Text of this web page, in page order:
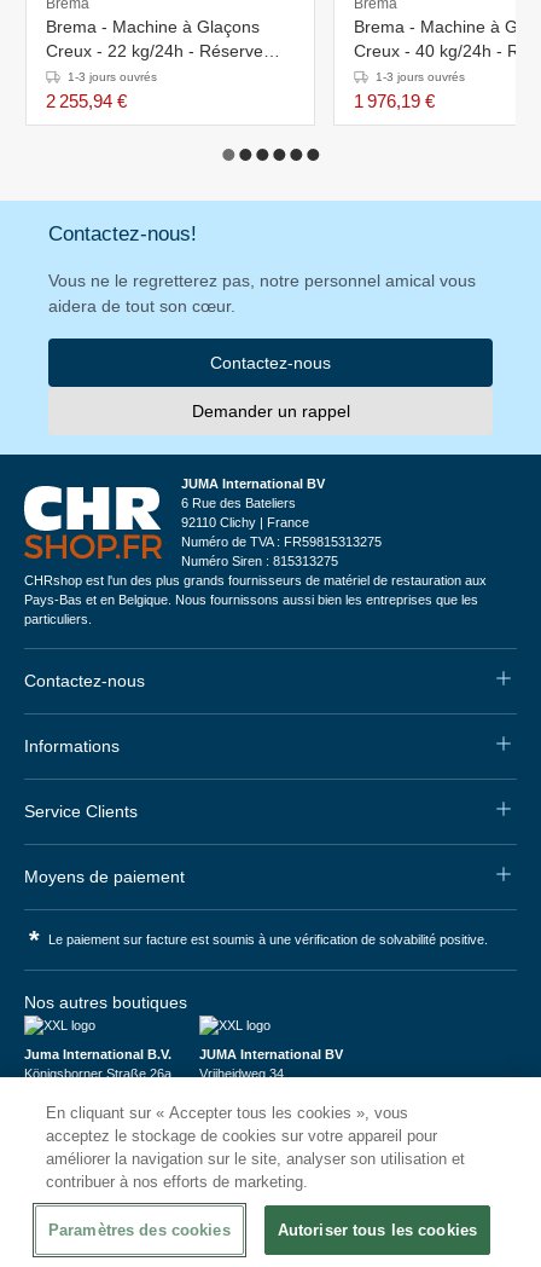
Brema
Brema - Machine à Glaçons
Creux - 22 kg/24h - Réserve
8kg - Condenseur Air/Eau
1-3 jours ouvrés
2 255,94 €
Brema
Brema - Machine à
Creux - 40 kg/24h -
15kg - Condenseur Air
1-3 jours ouvrés
1 976,19 €
Contactez-nous!
Vous ne le regretterez pas, notre personnel amical vous
aidera de tout son cœur.
Contactez-nous
Demander un rappel
JUMA International BV
6 Rue des Bateliers
92110 Clichy | France
Numéro de TVA : FR59815313275
Numéro Siren : 815313275
CHRshop est l'un des plus grands fournisseurs de matériel de restauration aux
Pays-Bas et en Belgique. Nous fournissons aussi bien les entreprises que les
particuliers.
Contactez-nous
Informations
Service Clients
Moyens de paiement
* Le paiement sur facture est soumis à une vérification de solvabilité positive.
Nos autres boutiques
Juma International B.V.
Königsborner Straße 26a
USt-ID: DE321159873
Handelsregister: 58573909
JUMA International BV
Vrijheidweg 34
BTW: NL853095048B01
K.V.K.: 58573909
En cliquant sur « Accepter tous les cookies », vous
acceptez le stockage de cookies sur votre appareil pour
améliorer la navigation sur le site, analyser son utilisation et
contribuer à nos efforts de marketing.
Paramètres des cookies Autoriser tous les cookies